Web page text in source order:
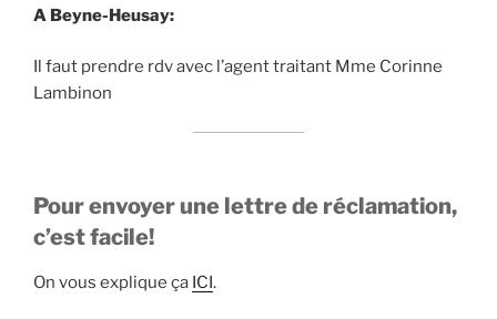
A Beyne-Heusay:
Il faut prendre rdv avec l’agent traitant Mme Corinne
Lambinon
Pour envoyer une lettre de réclamation,
c’est facile!
On vous explique ça ICI.